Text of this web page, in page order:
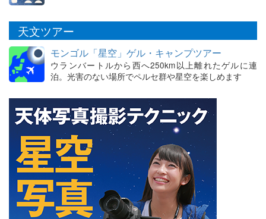
天文ツアー
モンゴル「星空」ゲル・キャンプツアー
ウランバートルから西へ250km以上離れたゲルに連
泊。光害のない場所でペルセ群や星空を楽しめます